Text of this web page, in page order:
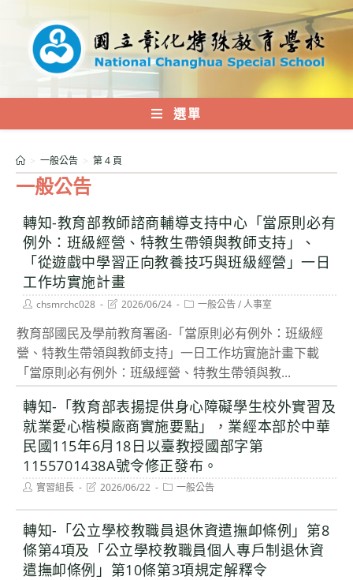
內
選單
一般公告
> 一般公告 > 第 4 頁
轉知-教育部教師諮商輔導支持中心「當原則必有
例外：班級經營、特教生帶領與教師支持」、
「從遊戲中學習正向教養技巧與班級經營」一日
工作坊實施計畫
Postchsmrchc028
Post
modified:
2026/06/24
Post一般公告/人事室
教育部國民及學前教育署函-「當原則必有例外：班級經
營、特教生帶領與教師支持」一日工作坊實施計畫下載
「當原則必有例外：班級經營、特教生帶領與教...
轉知-「教育部表揚提供身心障礙學生校外實習及
就業愛心楷模廠商實施要點」，業經本部於中華
民國115年6月18日以臺教授國部字第
1155701438A號令修正發布。
Post實習組長
Post
modified:
2026/06/22
Post一般公告
轉知-「公立學校教職員退休資遣撫卹條例」第8
條第4項及「公立學校教職員個人專戶制退休資
遣撫卹條例」第10條第3項規定解釋令